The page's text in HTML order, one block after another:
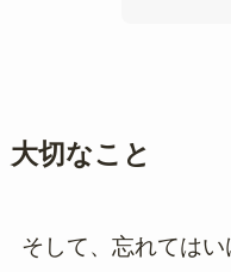
大切なこと
そして、忘れては